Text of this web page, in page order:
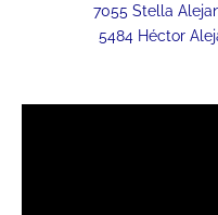
7055 Stella
5484 Héctor